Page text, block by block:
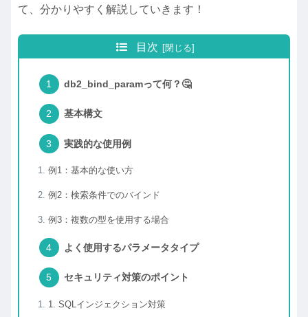
て、分かりやすく解説していきます！
目次
db2_bind_paramって何？🤔
基本構文
実践的な使用例
例1：基本的な使い方
例2：検索条件でのバインド
例3：複数の型を使用する場合
よく使用するパラメータタイプ
セキュリティ対策のポイント
1. SQLインジェクション対策